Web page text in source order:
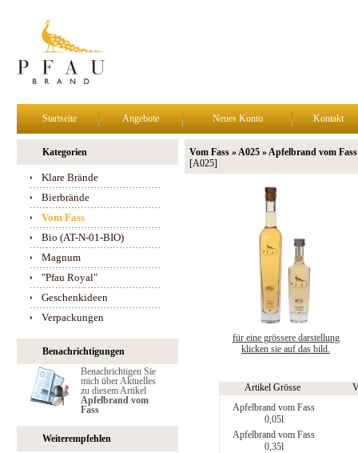
Startseite Angebote Neues Konto Kontakt
Kategorien
Klare Brände
Bierbrände
Vom Fass
Bio (AT-N-01-BIO)
Magnum
"Pfau Royal"
Geschenkideen
Verpackungen
Benachrichtigungen
Benachrichtigen Sie
mich über Aktuelles
zu diesem Artikel
Apfelbrand vom
Fass
Weiterempfehlen
Vom Fass » A025 » Apfelbrand vom Fass
[A025]
für eine grössere darstellung
klicken sie auf das bild.
Artikel Grösse
Apfelbrand vom Fass
0,05l
Apfelbrand vom Fass
0,35l